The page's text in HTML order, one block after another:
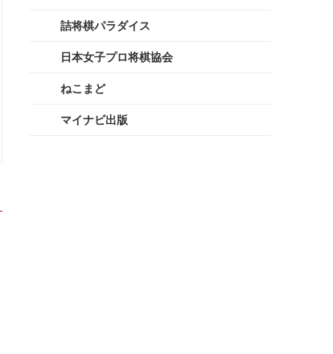
詰将棋パラダイス
日本女子プロ将棋協会
ねこまど
マイナビ出版